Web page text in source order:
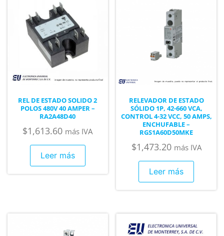
REL DE ESTADO SOLIDO 2
POLOS 480V 40 AMPER –
RA2A48D40
$1,613.60 más IVA
Leer más
RELEVADOR DE ESTADO
SÓLIDO 1P, 42-660 VCA,
CONTROL 4-32 VCC, 50 AMPS,
ENCHUFABLE –
RGS1A60D50MKE
$1,473.20 más IVA
Leer más